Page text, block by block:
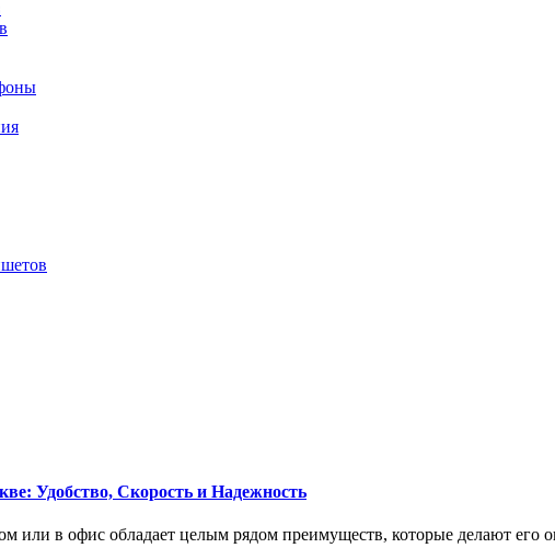
Удобство, Скорость и Надежность
или в офис обладает целым рядом преимуществ, которые делают